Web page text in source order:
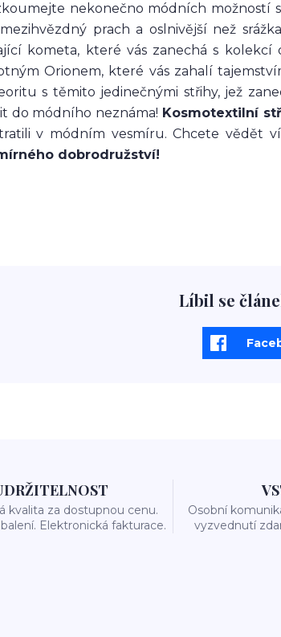
nekonečno módních možností
prach a oslnivější než
kometa, které vás zanechá s
Orionem, které vás zahalí
s těmito jedinečnými střihy, jež
do módního neznáma! Kosmotextilní
v módním vesmíru. Chcete vědět
dobrodružství!
Líbil se
kvalita za dostupnou cenu.
Elektronická fakturace.
Osobní
vyzvednutí